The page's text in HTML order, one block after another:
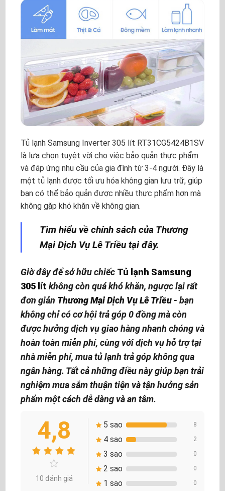
Tủ lạnh Samsung Inverter 305 lít RT31CG5424B1SV
là lựa chọn tuyệt vời cho việc bảo quản thực phẩm
và đáp ứng nhu cầu của gia đình từ 3-4 người. Đây là
một tủ lạnh được tối ưu hóa không gian lưu trữ, giúp
bạn có thể bảo quản được nhiều thực phẩm hơn mà
không gặp khó khăn về không gian.
Tìm hiểu về chính sách của Thương
Mại Dịch Vụ Lê Triều tại đây.
Giờ đây để sở hữu chiếc Tủ lạnh Samsung
305 lít không còn quá khó khăn, ngược lại rất
đơn giản Thương Mại Dịch Vụ Lê Triều- bạn
không chỉ có cơ hội trả góp 0 đồng mà còn
được hưởng dịch vụ giao hàng nhanh chóng và
hoàn toàn miễn phí, cùng với dịch vụ hỗ trợ tại
nhà miễn phí, mua tủ lạnh trả góp không qua
ngân hàng. Tất cả những điều này giúp bạn trải
nghiệm mua sắm thuận tiện và tận hưởng sản
phẩm một cách dễ dàng và an tâm.
4,8
10 đánh giá
5 sao 8
4 sao 2
3 sao 0
2 sao 0
1 sao 0